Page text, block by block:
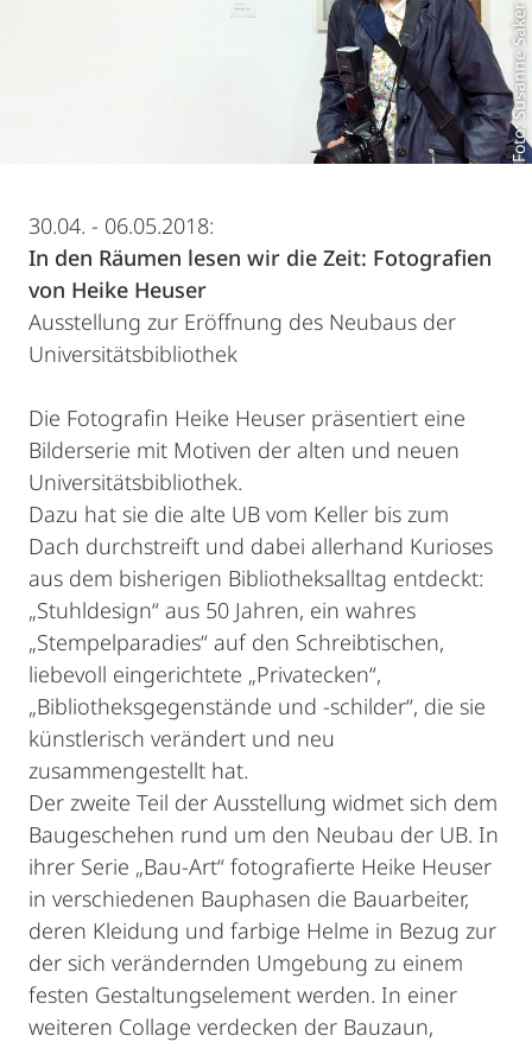
Foto: Susanne Saker
30.04. - 06.05.2018:
In den Räumen lesen wir die Zeit: Fotografien
von Heike Heuser
Ausstellung zur Eröffnung des Neubaus der
Universitätsbibliothek
Die Fotografin Heike Heuser präsentiert eine
Bilderserie mit Motiven der alten und neuen
Universitätsbibliothek.
Dazu hat sie die alte UB vom Keller bis zum
Dach durchstreift und dabei allerhand Kurioses
aus dem bisherigen Bibliotheksalltag entdeckt:
„Stuhldesign“ aus 50 Jahren, ein wahres
„Stempelparadies“ auf den Schreibtischen,
liebevoll eingerichtete „Privatecken“,
„Bibliotheksgegenstände und -schilder“, die sie
künstlerisch verändert und neu
zusammengestellt hat.
Der zweite Teil der Ausstellung widmet sich dem
Baugeschehen rund um den Neubau der UB. In
ihrer Serie „Bau-Art“ fotografierte Heike Heuser
in verschiedenen Bauphasen die Bauarbeiter,
deren Kleidung und farbige Helme in Bezug zur
der sich verändernden Umgebung zu einem
festen Gestaltungselement werden. In einer
weiteren Collage verdecken der Bauzaun,